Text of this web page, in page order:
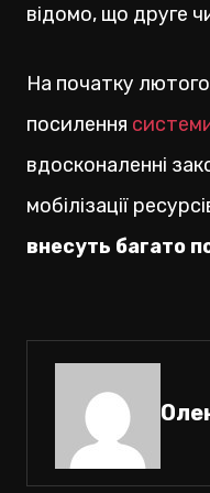
відомо, що друге
На початку
посилення системи
вдосконаленні
мобілізації
внесуть багато